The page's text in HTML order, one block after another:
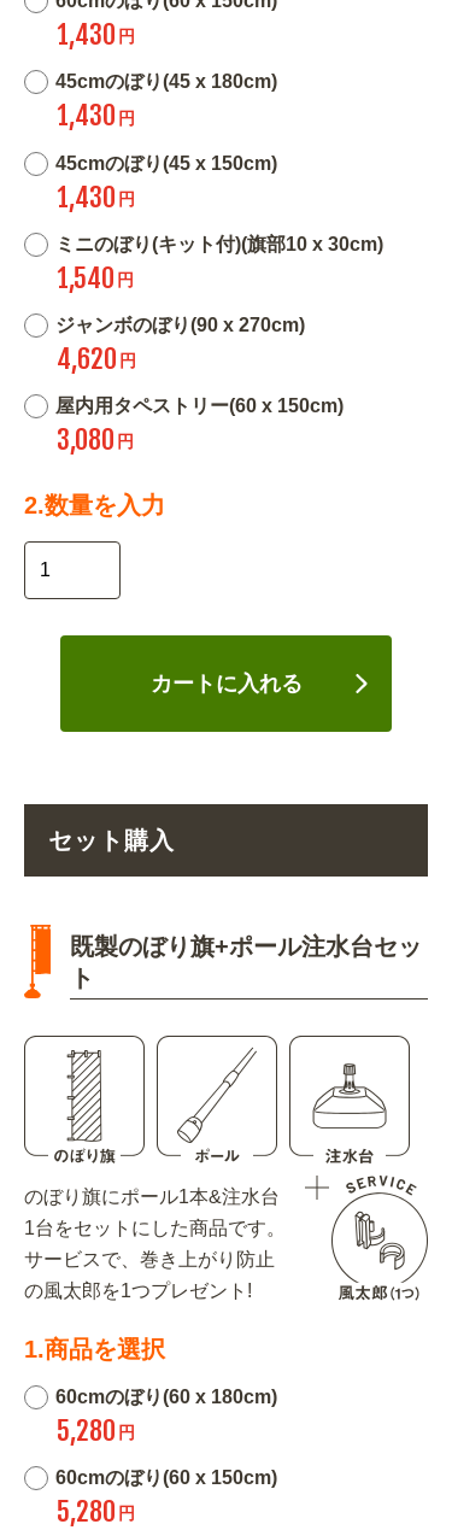
1,430 円
45cmのぼり(45 x 180cm)
1,430 円
45cmのぼり(45 x 150cm)
1,430 円
ミニのぼり(キット付)(旗部10 x 30cm)
1,540 円
ジャンボのぼり(90 x 270cm)
4,620 円
屋内用タペストリー(60 x 150cm)
3,080 円
2.数量を入力
カートに入れる
セット購入
既製のぼり旗+ポール注水台セッ
ト
のぼり旗にポール1本&注水台
1台をセットにした商品です。
サービスで、巻き上がり防止
の風太郎を1つプレゼント!
1.商品を選択
60cmのぼり(60 x 180cm)
5,280 円
60cmのぼり(60 x 150cm)
5,280 円